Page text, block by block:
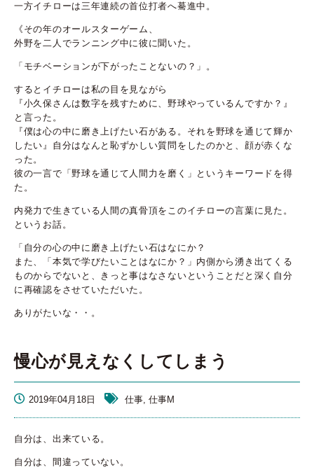
一方イチローは三年連続の首位打者へ驀進中。
《その年のオールスターゲーム、
外野を二人でランニング中に彼に聞いた。
「モチベーションが下がったことないの？」。
するとイチローは私の目を見ながら
『小久保さんは数字を残すために、野球やっているんですか？』
と言った。
『僕は心の中に磨き上げたい石がある。それを野球を通じて輝か
したい』自分はなんと恥ずかしい質問をしたのかと、顔が赤くな
った。
彼の一言で「野球を通じて人間力を磨く」というキーワードを得
た。
内発力で生きている人間の真骨頂をこのイチローの言葉に見た。
というお話。
「自分の心の中に磨き上げたい石はなにか？
また、「本気で学びたいことはなにか？」内側から湧き出てくる
ものからでないと、きっと事はなさないということだと深く自分
に再確認をさせていただいた。
ありがたいな・・。
慢心が見えなくしてしまう
2019年04月18日 仕事, 仕事M
自分は、出来ている。
自分は、間違っていない。